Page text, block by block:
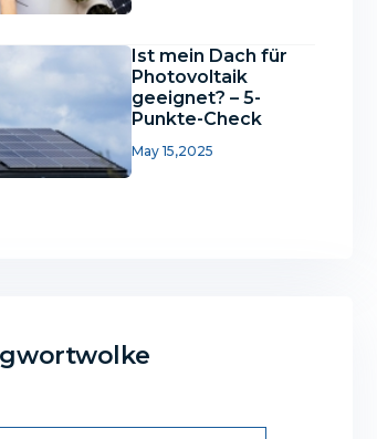
Ist mein Dach für
Photovoltaik
geeignet? – 5-
Punkte-Check
May 15,2025